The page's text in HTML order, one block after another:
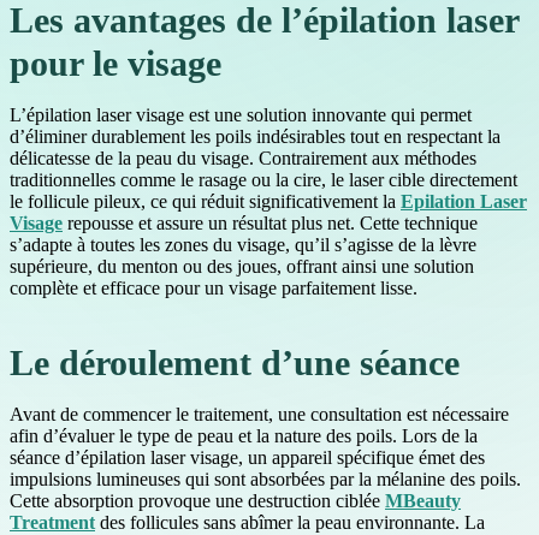
Les avantages de l’épilation laser
pour le visage
L’épilation laser visage est une solution innovante qui permet
d’éliminer durablement les poils indésirables tout en respectant la
délicatesse de la peau du visage. Contrairement aux méthodes
traditionnelles comme le rasage ou la cire, le laser cible directement
le follicule pileux, ce qui réduit significativement la Epilation Laser
Visage repousse et assure un résultat plus net. Cette technique
s’adapte à toutes les zones du visage, qu’il s’agisse de la lèvre
supérieure, du menton ou des joues, offrant ainsi une solution
complète et efficace pour un visage parfaitement lisse.
Le déroulement d’une séance
Avant de commencer le traitement, une consultation est nécessaire
afin d’évaluer le type de peau et la nature des poils. Lors de la
séance d’épilation laser visage, un appareil spécifique émet des
impulsions lumineuses qui sont absorbées par la mélanine des poils.
Cette absorption provoque une destruction ciblée MBeauty
Treatment des follicules sans abîmer la peau environnante. La